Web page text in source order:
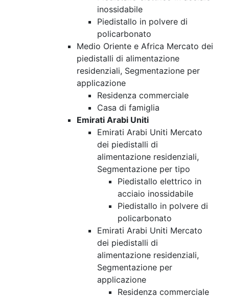
inossidabile
Piedistallo in polvere di
policarbonato
Medio Oriente e Africa Mercato dei
piedistalli di alimentazione
residenziali, Segmentazione per
applicazione
Residenza commerciale
Casa di famiglia
Emirati Arabi Uniti
Emirati Arabi Uniti Mercato
dei piedistalli di
alimentazione residenziali,
Segmentazione per tipo
Piedistallo elettrico in
acciaio inossidabile
Piedistallo in polvere di
policarbonato
Emirati Arabi Uniti Mercato
dei piedistalli di
alimentazione residenziali,
Segmentazione per
applicazione
Residenza commerciale